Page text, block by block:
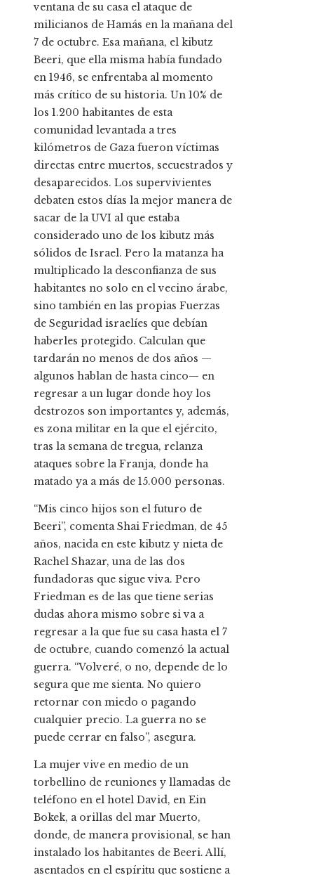
ventana de su casa el ataque de
milicianos de Hamás en la mañana del
7 de octubre. Esa mañana, el kibutz
Beeri, que ella misma había fundado
en 1946, se enfrentaba al momento
más crítico de su historia. Un 10% de
los 1.200 habitantes de esta
comunidad levantada a tres
kilómetros de Gaza fueron víctimas
directas entre muertos, secuestrados y
desaparecidos. Los supervivientes
debaten estos días la mejor manera de
sacar de la UVI al que estaba
considerado uno de los kibutz más
sólidos de Israel. Pero la matanza ha
multiplicado la desconfianza de sus
habitantes no solo en el vecino árabe,
sino también en las propias Fuerzas
de Seguridad israelíes que debían
haberles protegido. Calculan que
tardarán no menos de dos años —
algunos hablan de hasta cinco— en
regresar a un lugar donde hoy los
destrozos son importantes y, además,
es zona militar en la que el ejército,
tras la semana de tregua, relanza
ataques sobre la Franja, donde ha
matado ya a más de 15.000 personas.
“Mis cinco hijos son el futuro de
Beeri”, comenta Shai Friedman, de 45
años, nacida en este kibutz y nieta de
Rachel Shazar, una de las dos
fundadoras que sigue viva. Pero
Friedman es de las que tiene serias
dudas ahora mismo sobre si va a
regresar a la que fue su casa hasta el 7
de octubre, cuando comenzó la actual
guerra. “Volveré, o no, depende de lo
segura que me sienta. No quiero
retornar con miedo o pagando
cualquier precio. La guerra no se
puede cerrar en falso”, asegura.
La mujer vive en medio de un
torbellino de reuniones y llamadas de
teléfono en el hotel David, en Ein
Bokek, a orillas del mar Muerto,
donde, de manera provisional, se han
instalado los habitantes de Beeri. Allí,
asentados en el espíritu que sostiene a